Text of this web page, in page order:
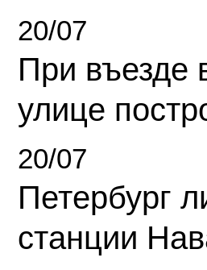
20/07
При
улице
20/07
Петербург
станции